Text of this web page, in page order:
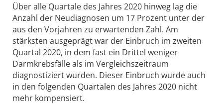
Über alle Quartale des Jahres 2020 hinweg lag die
Anzahl der Neudiagnosen um 17 Prozent unter der
aus den Vorjahren zu erwartenden Zahl. Am
stärksten ausgeprägt war der Einbruch im zweiten
Quartal 2020, in dem fast ein Drittel weniger
Darmkrebsfälle als im Vergleichszeitraum
diagnostiziert wurden. Dieser Einbruch wurde auch
in den folgenden Quartalen des Jahres 2020 nicht
mehr kompensiert.